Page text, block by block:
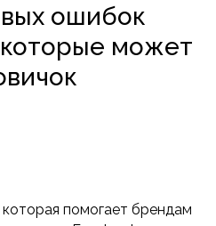
ошибок
может
помогает брендам